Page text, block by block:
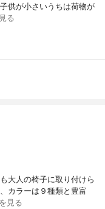
供が小さいうちは荷物が
る
大人の椅子に取り付けら
カラーは９種類と豊富
見る